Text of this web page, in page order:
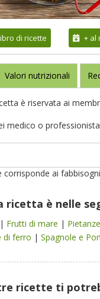
di ricette + al
Valori nutrizionali
è riservata ai
medico o
corrisponde ai
ricetta è nelle
| Frutti di mare | Pietanze
di ferro | Spagnole e
ricette ti